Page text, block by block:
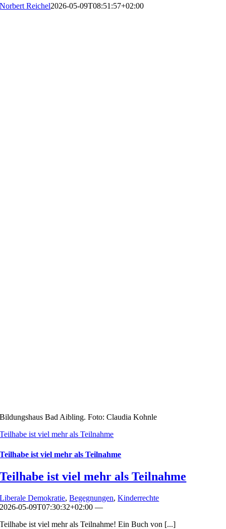
Norbert Reichel2026-05-09T08:51:57+02:00
Bildungshaus Bad Aibling. Foto: Claudia Kohnle
Teilhabe ist viel mehr als Teilnahme
Teilhabe ist viel mehr als Teilnahme
Teilhabe ist viel mehr als Teilnahme
Liberale Demokratie,Begegnungen,Kinderrechte
2026-05-09T07:30:32+02:00 —
Teilhabe ist viel mehr als Teilnahme! Ein Buch von [...]